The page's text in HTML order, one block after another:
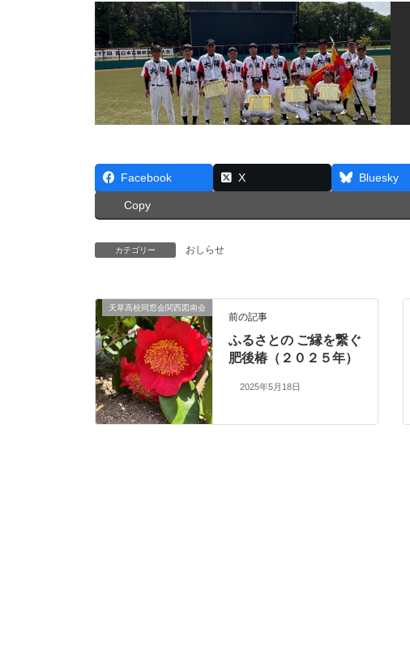
Facebook X Bluesky
Copy
カテゴリー おしらせ
天草高校同窓会関西図南会
前の記事
ふるさとの ご縁を繋ぐ
肥後椿（２０２５年）
2025年5月18日